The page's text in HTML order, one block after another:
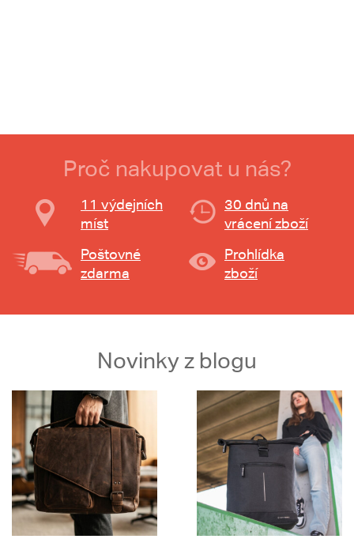
Proč nakupovat u nás?
11 výdejních
míst
30 dnů na
vrácení zboží
Poštovné
zdarma
Prohlídka
zboží
Novinky z blogu